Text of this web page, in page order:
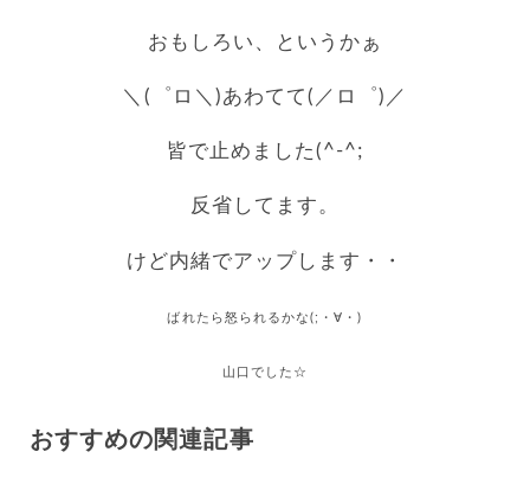
おもしろい、というかぁ
＼(゜ロ＼)あわてて(／ロ゜)／
皆で止めました(^-^;
反省してます。
けど内緒でアップします・・
ばれたら怒られるかな(;・∀・)
山口でした☆
おすすめの関連記事